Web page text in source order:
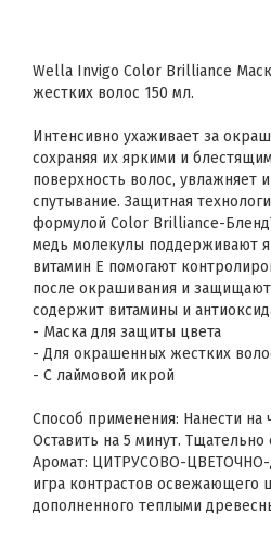
Wella Invigo Color Brilliance
жестких волос 150 мл.
Интенсивно ухаживает за
сохраняя их яркими и
поверхность волос, увлажняет
спутывание. Защитная
формулой Color Brilliance-
медь молекулы поддерживают
витамин Е помогают
после окрашивания и
содержит витамины и
- Маска для защиты цвета
- Для окрашенных жестких
- С лаймовой икрой
Способ применения: Нанести
Оставить на 5 минут. Тщательно
Аромат: ЦИТРУСОВО-
игра контрастов освежающего
дополненного теплыми